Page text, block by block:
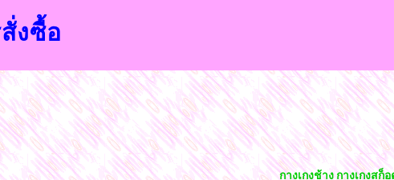
งซื้อ
กางเกงช้าง กางเกงสก็อตข